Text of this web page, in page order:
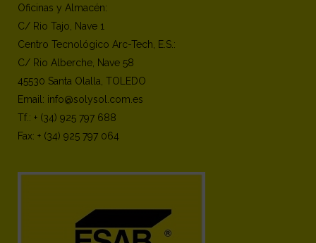
Oficinas y Almacén:
C/ Rio Tajo, Nave 1
Centro Tecnológico Arc-Tech, E.S.:
C/ Rio Alberche, Nave 58
45530 Santa Olalla, TOLEDO
Email: info@solysol.com.es
Tf.: + (34) 925 797 688
Fax: + (34) 925 797 064